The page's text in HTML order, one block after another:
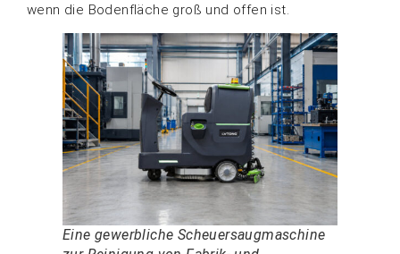
wenn die Bodenfläche groß und offen ist.
Eine gewerbliche Scheuersaugmaschine